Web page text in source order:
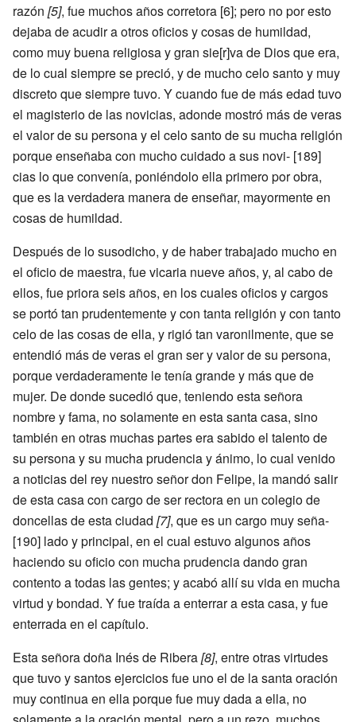
razón [5], fue muchos años corretora [6]; pero no por esto
dejaba de acudir a otros oficios y cosas de humildad,
como muy buena religiosa y gran sie[r]va de Dios que era,
de lo cual siempre se preció, y de mucho celo santo y muy
discreto que siempre tuvo. Y cuando fue de más edad tuvo
el magisterio de las novicias, adonde mostró más de veras
el valor de su persona y el celo santo de su mucha religión
porque enseñaba con mucho cuidado a sus novi- [189]
cias lo que convenía, poniéndolo ella primero por obra,
que es la verdadera manera de enseñar, mayormente en
cosas de humildad.
Después de lo susodicho, y de haber trabajado mucho en
el oficio de maestra, fue vicaria nueve años, y, al cabo de
ellos, fue priora seis años, en los cuales oficios y cargos
se portó tan prudentemente y con tanta religión y con tanto
celo de las cosas de ella, y rigió tan varonilmente, que se
entendió más de veras el gran ser y valor de su persona,
porque verdaderamente le tenía grande y más que de
mujer. De donde sucedió que, teniendo esta señora
nombre y fama, no solamente en esta santa casa, sino
también en otras muchas partes era sabido el talento de
su persona y su mucha prudencia y ánimo, lo cual venido
a noticias del rey nuestro señor don Felipe, la mandó salir
de esta casa con cargo de ser rectora en un colegio de
doncellas de esta ciudad [7], que es un cargo muy seña-
[190] lado y principal, en el cual estuvo algunos años
haciendo su oficio con mucha prudencia dando gran
contento a todas las gentes; y acabó allí su vida en mucha
virtud y bondad. Y fue traída a enterrar a esta casa, y fue
enterrada en el capítulo.
Esta señora doña Inés de Ribera[8], entre otras virtudes
que tuvo y santos ejercicios fue uno el de la santa oración
muy continua en ella porque fue muy dada a ella, no